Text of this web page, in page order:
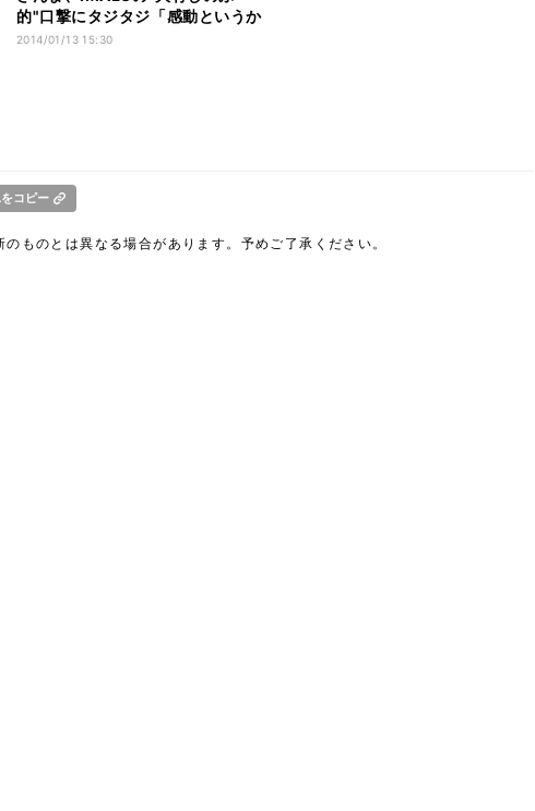
的"口撃にタジタジ「感動というか
ビックリ」
2014/01/13 15:30
コピー
ものとは異なる場合があります。予めご了承ください。